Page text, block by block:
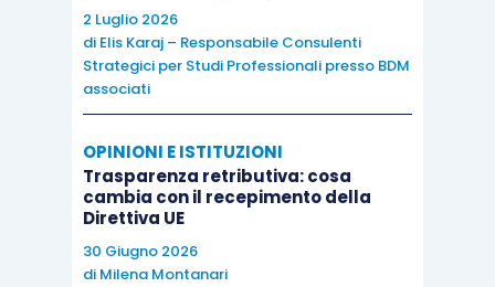
2 Luglio 2026
di Elis Karaj – Responsabile Consulenti
Strategici per Studi Professionali presso BDM
associati
OPINIONI E ISTITUZIONI
Trasparenza retributiva: cosa
cambia con il recepimento della
Direttiva UE
30 Giugno 2026
di Milena Montanari